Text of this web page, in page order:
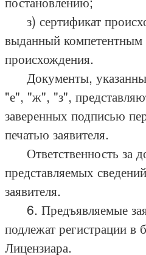
з) сертификат
выданный
происхождения.
Документы,
"е", "ж", "з",
заверенных подписью
печатью заявителя.
Ответственность за
представляемых
заявителя.
6. Предъявляемые
подлежат регистрации в
Лицензиара.